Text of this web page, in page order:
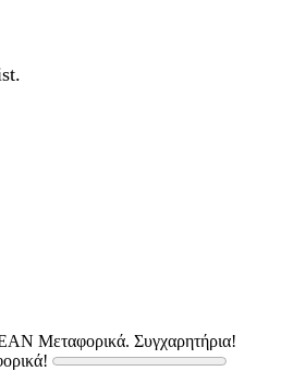
Μεταφορικά. Συγχαρητήρια!